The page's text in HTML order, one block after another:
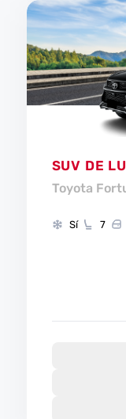
SUV DE
Toyota
Sí 7